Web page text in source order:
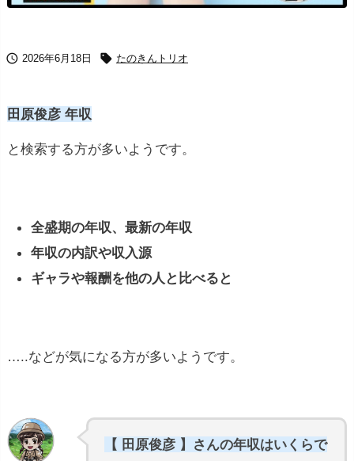
 2026年6月18日  たのきんトリオ
田原俊彦 年収
と検索する方が多いようです。
全盛期の年収、最新の年収
年収の内訳や収入源
ギャラや報酬を他の人と比べると
…..などが気になる方が多いようです。
【 田原俊彦 】さんの年収はいくらで